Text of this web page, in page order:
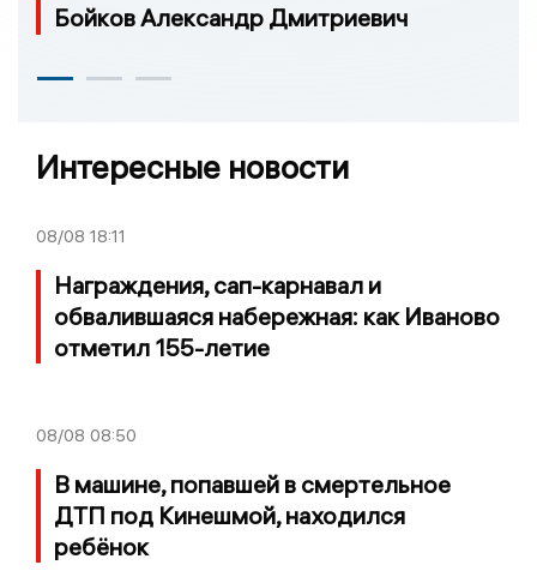
Бойков Александр Дмитриевич
Интересные новости
08/08 18:11
Награждения, сап-карнавал и
обвалившаяся набережная: как Иваново
отметил 155-летие
08/08 08:50
В машине, попавшей в смертельное
ДТП под Кинешмой, находился
ребёнок